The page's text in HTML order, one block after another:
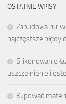
OSTATNIE WPISY
Zabudowa rur
najczęstsze błędy
Silikonowanie
uszczelnienie i
Kupować